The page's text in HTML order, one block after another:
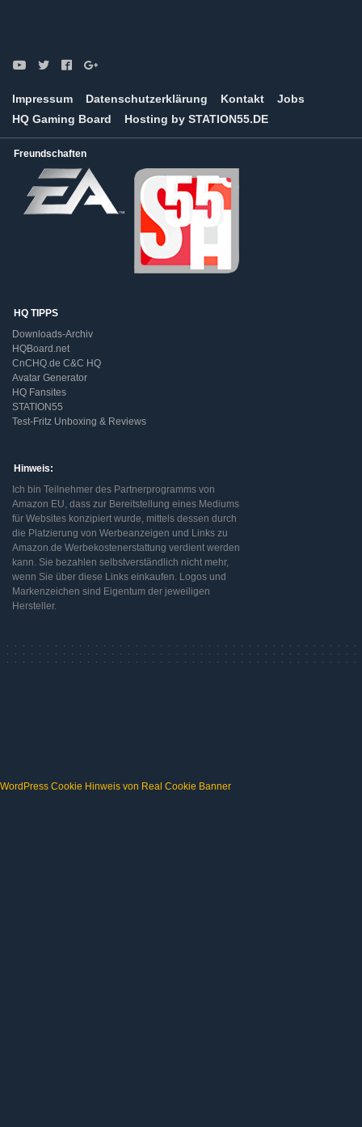
Impressum Datenschutzerklärung Kontakt
Jobs
HQ Gaming Board
Hosting by STATION55.DE
Freundschaften
HQ TIPPS
Downloads-Archiv
HQBoard.net
CnCHQ.de C&C HQ
Avatar Generator
HQ Fansites
STATION55
Test-Fritz Unboxing & Reviews
Hinweis:
Ich bin Teilnehmer des Partnerprogramms von
Amazon EU, dass zur Bereitstellung eines Mediums
für Websites konzipiert wurde, mittels dessen durch
die Platzierung von Werbeanzeigen und Links zu
Amazon.de Werbekostenerstattung verdient werden
kann. Sie bezahlen selbstverständlich nicht mehr,
wenn Sie über diese Links einkaufen. Logos und
Markenzeichen sind Eigentum der jeweiligen
Hersteller.
WordPress Cookie Hinweis von Real Cookie Banner